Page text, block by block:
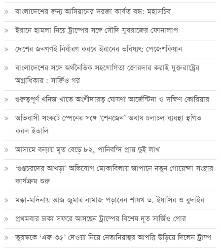
বাংলাদেশের জন্য আসিয়ানের দরজা কার্যত বন্ধ: মহাসচিব
ইরানে হামলা নিয়ে ট্রাম্পের সঙ্গে সৌদি যুবরাজের ফোনালাপ
দেশের জনগণই নির্ধারণ করবে ইরানের ভবিষ্যৎ: পেজেশকিয়ান
বাংলাদেশের সঙ্গে অর্থনৈতিক সহযোগিতা জোরদার করাই যুক্তরাষ্ট্রের
অগ্রাধিকার : সার্জিও গর
গুরুত্বপূর্ণ খনিজ খাতে অংশীদারত্ব ঘোষণা আর্জেন্টিনা ও দক্ষিণ কোরিয়ার
অভিবাসী সংকটে স্পেনের সঙ্গে ‘শেনজেন’ অবাধ চলাচল ব্যবস্থা স্থগিত
করল ইতালি
আসামে বন্যায় মৃত বেড়ে ৮২, পানিবন্দি প্রায় দুই লাখ
‘গুপ্তচরদের আখড়া’ অভিযোগ মোকাবিলায় জাপানে নতুন গোয়েন্দা সংস্থার
কার্যক্রম শুরু
মক্কা-মদিনায় আজ জুমার নামাজ পড়াবেন শায়খ ড. ইয়াসির ও বুদাইর
প্রথমবার ঢাকা সফরে আসছেন ট্রাম্পের বিশেষ দূত সার্জিও গোর
তুরস্ককে ‘এফ-৩৫’ দেওয়া নিয়ে নেতানিয়াহুর আপত্তি উড়িয়ে দিলেন ট্রাম্প